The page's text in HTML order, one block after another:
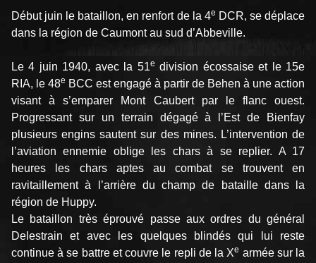
Début juin le bataillon, en renfort de la 4e DCR, se déplace
dans la région de Caumont au sud d’Abbeville.
Le 4 juin 1940, avec la 51e division écossaise et le 15e
RIA, le 48e BCC est engagé à partir de Behen à une action
visant à s’emparer Mont Caubert par le flanc ouest.
Progressant sur un terrain dégagé à l’Est de Bienfay
plusieurs engins sautent sur des mines. L’intervention de
l’aviation ennemie oblige les chars à se replier. A 17
heures les chars aptes au combat se trouvent en
ravitaillement à l’arrière du champ de bataille dans la
région de Huppy.
Le bataillon très éprouvé passe aux ordres du général
Delestrain et avec les quelques blindés qui lui reste
continue à se battre et couvre le repli de la Xe armée sur la